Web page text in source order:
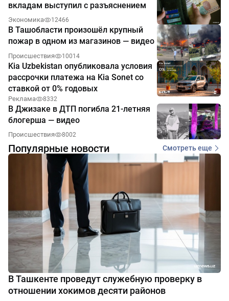
вкладам выступил с разъяснением
Экономика 12466
В Ташобласти произошёл крупный
пожар в одном из магазинов — видео
Происшествия 10014
Kia Uzbekistan опубликовала условия
рассрочки платежа на Kia Sonet со
ставкой от 0% годовых
Реклама 8332
В Джизаке в ДТП погибла 21-летняя
блогерша — видео
Происшествия 8002
Популярные новости Смотреть еще
В Ташкенте проведут служебную проверку в
отношении хокимов десяти районов